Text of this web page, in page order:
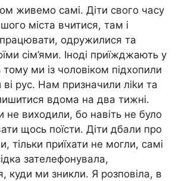
живемо самі. Діти свого часу
міста вчитися, там і
одружилися та
сім’ями. Іноді приїжджають у
тому ми із чоловіком підхопили
ві рус. Нам призначили ліkи та
вдома на два тижні.
не виходили, бо навіть не було
щось поїсти. Діти дбали про
тільки приїхати не могли, самі
зателефонувала,
куди ми зникли. Я розповіла, в